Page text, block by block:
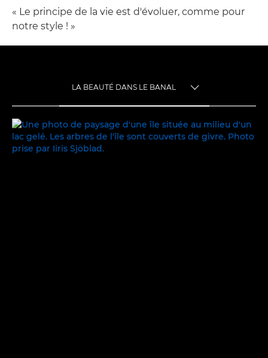
« Le principe de la vie est d'évoluer, comme pour
notre style ! »
LA BEAUTÉ DANS LE BANAL
LA BEAUTÉ DANS LE BANAL